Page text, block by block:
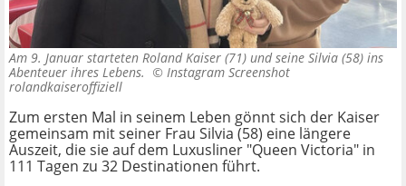
Am 9. Januar starteten Roland Kaiser (71) und seine Silvia (58) ins
Abenteuer ihres Lebens. © Instagram Screenshot
rolandkaiseroffiziell
Zum ersten Mal in seinem Leben gönnt sich der Kaiser
gemeinsam mit seiner Frau Silvia (58) eine längere
Auszeit, die sie auf dem Luxusliner "Queen Victoria" in
111 Tagen zu 32 Destinationen führt.